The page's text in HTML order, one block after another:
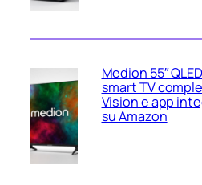
Medion 55″
smart TV
Vision e app
su Amazon